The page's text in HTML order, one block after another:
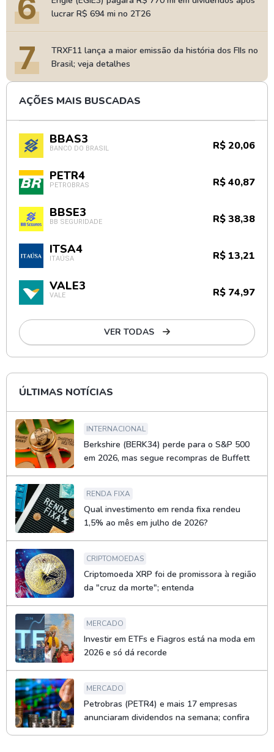
6
lucrar R$ 694 mi no 2T26
7
TRXF11 lança a maior emissão da história dos FIIs no
Brasil; veja detalhes
AÇÕES MAIS BUSCADAS
BBAS3
BANCO DO BRASIL R$ 20,06
PETR4
PETROBRAS R$ 40,87
BBSE3
BB SEGURIDADE R$ 38,38
ITSA4
ITAÚSA R$ 13,21
VALE3
VALE R$ 74,97
VER TODAS
ÚLTIMAS NOTÍCIAS
INTERNACIONAL
Berkshire (BERK34) perde para o S&P 500
em 2026, mas segue recompras de Buffett
RENDA FIXA
Qual investimento em renda fixa rendeu
1,5% ao mês em julho de 2026?
CRIPTOMOEDAS
Criptomoeda XRP foi de promissora à região
da "cruz da morte"; entenda
MERCADO
Investir em ETFs e Fiagros está na moda em
2026 e só dá recorde
MERCADO
Petrobras (PETR4) e mais 17 empresas
anunciaram dividendos na semana; confira